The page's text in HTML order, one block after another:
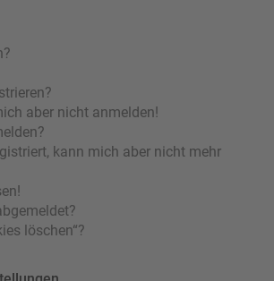
aber nicht anmelden!
kann mich aber nicht mehr
löschen“?